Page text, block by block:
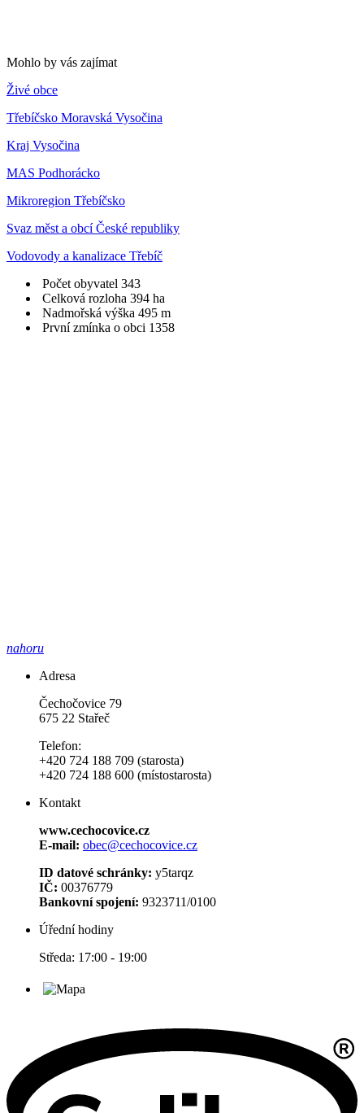
Mohlo by vás zajímat
Živé obce
Třebíčsko Moravská Vysočina
Kraj Vysočina
MAS Podhorácko
Mikroregion Třebíčsko
Svaz měst a obcí České republiky
Vodovody a kanalizace Třebíč
Počet obyvatel 343
Celková rozloha 394 ha
Nadmořská výška 495 m
První zmínka o obci 1358
nahoru
Adresa
Čechočovice 79
675 22 Stařeč
Telefon:
+420 724 188 709 (starosta)
+420 724 188 600 (místostarosta)
Kontakt
www.cechocovice.cz
E-mail: obec@cechocovice.cz
ID datové schránky: y5tarqz
IČ: 00376779
Bankovní spojení: 9323711/0100
Úřední hodiny
Středa: 17:00 - 19:00